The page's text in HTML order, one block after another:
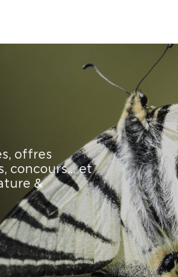
offres
concours… et
&